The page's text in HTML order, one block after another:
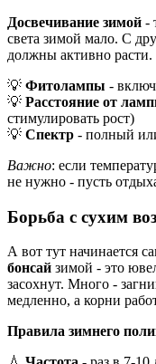
Досвечивание зимой -
света зимой мало. С
должны активно
💡 Фитолампы -
💡 Расстояние от
стимулировать рост)
💡 Спектр - полный
Важно: если
не нужно - пусть
Борьба с сухим
А вот тут начинается
бонсай зимой - это
засохнут. Много -
медленно, а корни
Правила зимнего